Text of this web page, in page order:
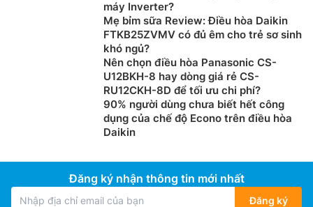
máy Inverter?
Mẹ bỉm sữa Review: Điều hòa Daikin
FTKB25ZVMV có đủ êm cho trẻ sơ sinh
khó ngủ?
Nên chọn điều hòa Panasonic CS-
U12BKH-8 hay dòng giá rẻ CS-
RU12CKH-8D để tối ưu chi phí?
90% người dùng chưa biết hết công
dụng của chế độ Econo trên điều hòa
Daikin
Đăng ký nhận thông tin mới nhất
Đăng ký